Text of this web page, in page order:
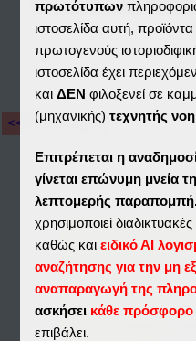
<< Αποθετήριο
πρωτότυπων
ιστοσελίδα αυτή,
πρωτογενούς
ιστοσελίδα έχει
καιΔΕΝ φιλοξενεί σε
(μηχανικής)τεχνητής
Επιτρέπεται η
γίνεται επώνυμη μνεία
λεπτομερής
χρησιμοποιεί
καθώς καιειδικό ΑΙ
αναζήτησης για την μη
αναπαραγωγή της
ασκήσει κάθε πρόσφορο
επιβάλει.